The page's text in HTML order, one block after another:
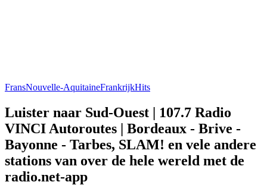
FransNouvelle-AquitaineFrankrijkHits
Luister naar Sud-Ouest | 107.7 Radio
VINCI Autoroutes | Bordeaux - Brive -
Bayonne - Tarbes, SLAM! en vele andere
stations van over de hele wereld met de
radio.net-app